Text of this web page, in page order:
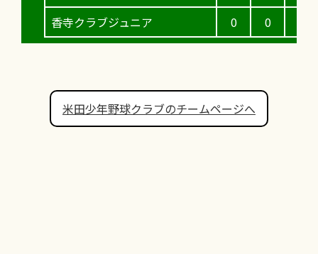
香寺クラブジュニア
0
0
米田少年野球クラブのチームページへ